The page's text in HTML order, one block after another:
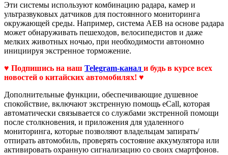
Эти системы используют комбинацию радара, камер и
ультразвуковых датчиков для постоянного мониторинга
окружающей среды. Например, система AEB на основе радара
может обнаруживать пешеходов, велосипедистов и даже
мелких животных ночью, при необходимости автономно
инициируя экстренное торможение.
♥ Подпишись на наш Telegram-канал и будь в курсе всех
новостей о китайских автомобилях! ♥
Дополнительные функции, обеспечивающие душевное
спокойствие, включают экстренную помощь eCall, которая
автоматически связывается со службами экстренной помощи
после столкновения, и приложения для удаленного
мониторинга, которые позволяют владельцам запирать/
отпирать автомобиль, проверять состояние аккумулятора или
активировать охранную сигнализацию со своих смартфонов.